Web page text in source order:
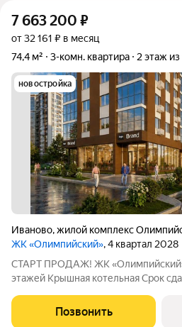
7 663 200 ₽
от 32 161 ₽ в месяц
74,4 м²
3-комн. квартира 2 этаж из
новостройка
Иваново,жилой комплекс
ЖК «Олимпийский», 4 квартал 2028
СТАРТ ПРОДАЖ! ЖК «Олимпийский», Литер 6
этажей Крышная котельная Срок сдачи 4 квартал 2028 года.
планировка? Звоните или пишите,
подробности. Больше планировок в
Позвонить